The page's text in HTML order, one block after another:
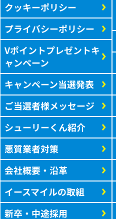
クッキーポリシー
プライバシーポリシー
Vポイントプレゼントキ
ャンペーン
キャンペーン当選発表
ご当選者様メッセージ
シューリーくん紹介
悪質業者対策
会社概要・沿革
イースマイルの取組
新卒・中途採用